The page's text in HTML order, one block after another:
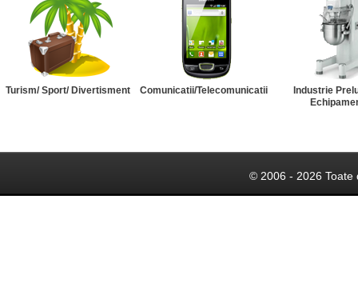
Turism/ Sport/ Divertisment Comunicatii/Telecomunicatii
Industrie
© 2006 - 2026